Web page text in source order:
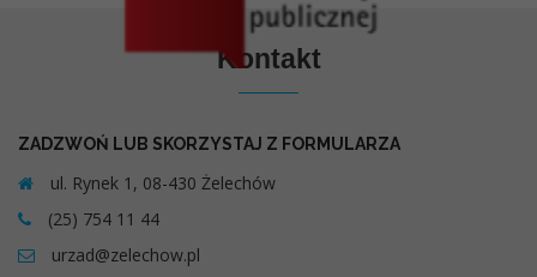
Kontakt
ZADZWOŃ LUB SKORZYSTAJ Z FORMULARZA
ul. Rynek 1, 08-430 Żelechów
(25) 754 11 44
urzad@zelechow.pl